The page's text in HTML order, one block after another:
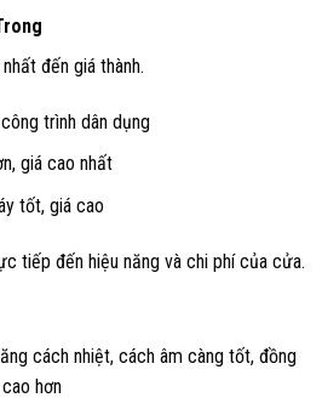
đến giá thành.
trình dân dụng
giá cao nhất
tốt, giá cao
tiếp đến hiệu năng và chi phí của cửa.
cách nhiệt, cách âm càng tốt, đồng
hơn